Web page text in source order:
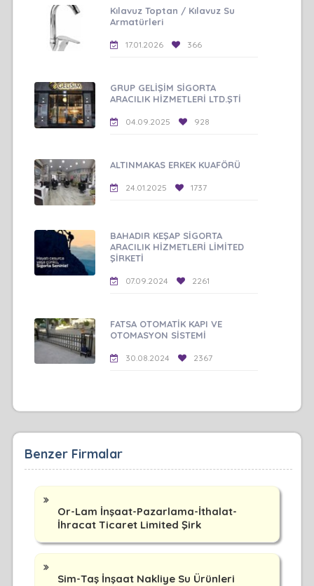
Kılavuz Toptan / Kılavuz Su
Armatürleri
17.01.2026 366
GRUP GELİŞİM SİGORTA
ARACILIK HİZMETLERİ LTD.ŞTİ
04.09.2025 928
ALTINMAKAS ERKEK KUAFÖRÜ
24.01.2025 1737
BAHADIR KEŞAP SİGORTA
ARACILIK HİZMETLERİ LİMİTED
ŞİRKETİ
07.09.2024 2261
FATSA OTOMATİK KAPI VE
OTOMASYON SİSTEMİ
30.08.2024 2367
Benzer Firmalar
Or-Lam İnşaat-Pazarlama-İthalat-
İhracat Ticaret Limited Şirk
Sim-Taş İnşaat Nakliye Su Ürünleri